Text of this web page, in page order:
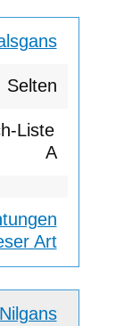
Selten
A
Art
Nilgans